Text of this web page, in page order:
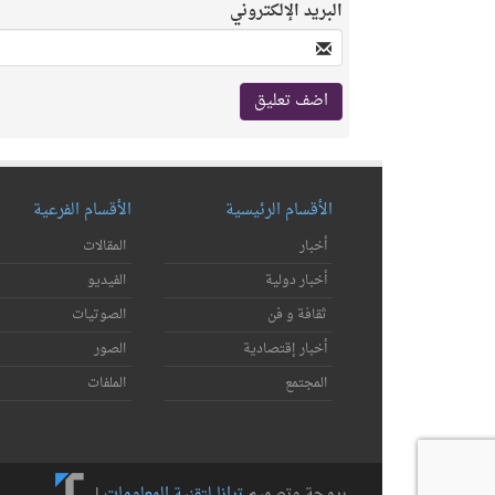
البريد الإلكتروني
الأقسام الرئيسية
أخبار
أخبار دولية
ثقافة و فن
أخبار إقتصادية
المجتمع
الأقسام الفرعية
المقالات
الفيديو
الصوتيات
الصور
الملفات